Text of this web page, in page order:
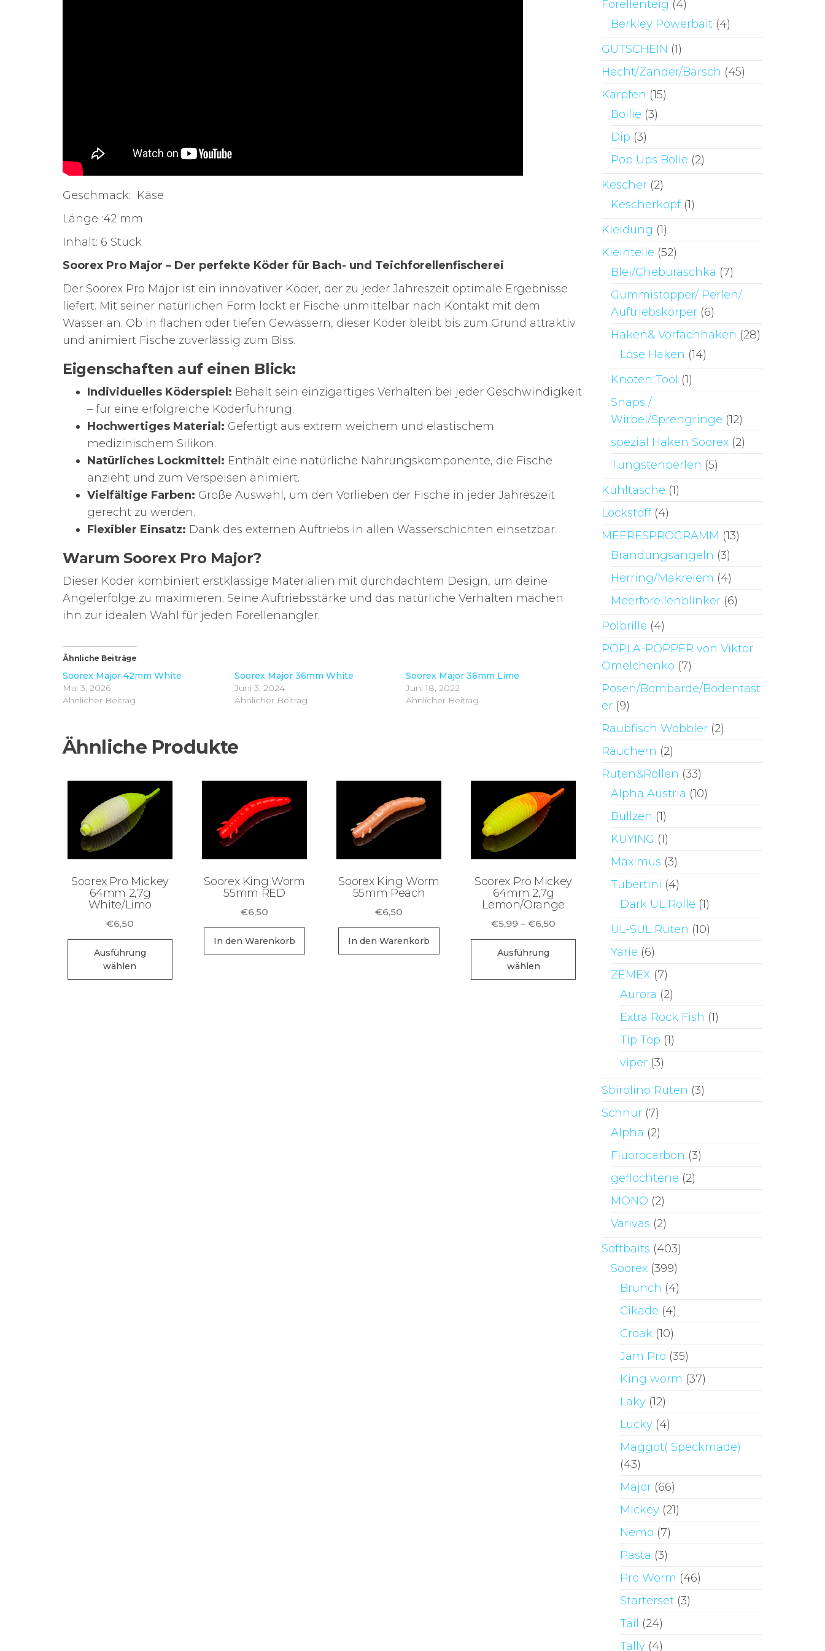
Geschmack: Käse
Länge :42 mm
Inhalt: 6 Stück
Soorex Pro Major – Der perfekte Köder für Bach- und Teichforellenfischerei
Der Soorex Pro Major ist ein innovativer Köder, der zu jeder Jahreszeit optimale Ergebnisse
liefert. Mit seiner natürlichen Form lockt er Fische unmittelbar nach Kontakt mit dem
Wasser an. Ob in flachen oder tiefen Gewässern, dieser Köder bleibt bis zum Grund attraktiv
und animiert Fische zuverlässig zum Biss.
Eigenschaften auf einen Blick:
Individuelles Köderspiel: Behält sein einzigartiges Verhalten bei jeder Geschwindigkeit
– für eine erfolgreiche Köderführung.
Hochwertiges Material: Gefertigt aus extrem weichem und elastischem
medizinischem Silikon.
Natürliches Lockmittel: Enthält eine natürliche Nahrungskomponente, die Fische
anzieht und zum Verspeisen animiert.
Vielfältige Farben: Große Auswahl, um den Vorlieben der Fische in jeder Jahreszeit
gerecht zu werden.
Flexibler Einsatz: Dank des externen Auftriebs in allen Wasserschichten einsetzbar.
Warum Soorex Pro Major?
Dieser Köder kombiniert erstklassige Materialien mit durchdachtem Design, um deine
Angelerfolge zu maximieren. Seine Auftriebsstärke und das natürliche Verhalten machen
ihn zur idealen Wahl für jeden Forellenangler.
Ähnliche Beiträge
Soorex Major 42mm White
Mai 3, 2026
Ähnlicher Beitrag
Soorex Major 36mm White
Juni 3, 2024
Ähnlicher Beitrag
Soorex Major 36mm Lime
Juni 18, 2022
Ähnlicher Beitrag
Ähnliche Produkte
Soorex Pro Mickey
64mm 2,7g
White/Limo
€6,50
Ausführung
wählen
Dieses
weist
Soorex King Worm
55mm RED
€6,50
In den Warenkorb
Soorex King Worm
55mm Peach
€6,50
In den Warenkorb
Soorex Pro Mickey
64mm 2,7g
Lemon/Orange
€5,99 –€6,50 Preisspanne:
€5,99
Ausführung
wählen
weist
mehrere
Varianten
Optionen
Produktseite
gewählt
Forellenteig (4)
Berkley Powerbait (4)
GUTSCHEIN (1)
Hecht/Zander/Barsch (45)
Karpfen (15)
Boilie (3)
Dip (3)
Pop Ups Bolie (2)
Kescher (2)
Kescherkopf (1)
Kleidung (1)
Kleinteile (52)
Blei/Cheburaschka (7)
Gummistopper/ Perlen/
Auftriebskörper (6)
Haken& Vorfachhaken (28)
Löse Haken (14)
Knoten Tool (1)
Snaps /
Wirbel/Sprengringe (12)
spezial Haken Soorex (2)
Tungstenperlen (5)
Kühltasche (1)
Lockstoff (4)
MEERESPROGRAMM (13)
Brandungsangeln (3)
Herring/Makrelem (4)
Meerforellenblinker (6)
Polbrille (4)
POPLA-POPPER von Viktor
Omelchenko (7)
Posen/Bombarde/Bodentast
er (9)
Raubfisch Wobbler (2)
Räuchern (2)
Ruten&Rollen (33)
Alpha Austria (10)
Bullzen (1)
KUYING (1)
Maximus (3)
Tubertini (4)
Dark UL Rolle (1)
UL-SUL Ruten (10)
Yarie (6)
ZEMEX (7)
Aurora (2)
Extra Rock Fish (1)
Tip Top (1)
viper (3)
Sbirolino Ruten (3)
Schnur (7)
Alpha (2)
Fluorocarbon (3)
geflochtene (2)
MONO (2)
Varivas (2)
Softbaits (403)
Soorex (399)
Brunch (4)
Cikade (4)
Croak (10)
Jam Pro (35)
King worm (37)
Laky (12)
Lucky (4)
Maggot( Speckmade)
(43)
Major (66)
Mickey (21)
Nemo (7)
Pasta (3)
Pro Worm (46)
Starterset (3)
Tail
(24)
Tally (4)